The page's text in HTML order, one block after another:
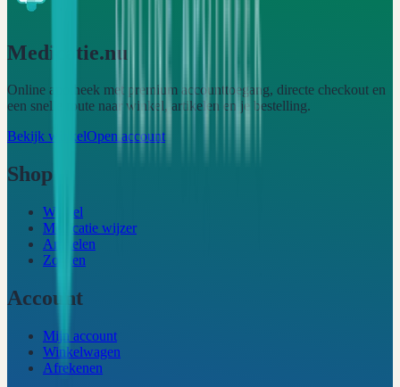
Medicatie.nu
Online apotheek met premium accounttoegang, directe checkout en
een snelle route naar winkel, artikelen en je bestelling.
Bekijk winkelOpen account
Shop
Winkel
Medicatie wijzer
Artikelen
Zoeken
Account
Mijn account
Winkelwagen
Afrekenen